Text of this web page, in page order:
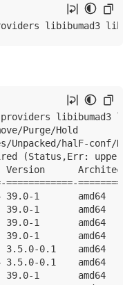
libibumad3
Purge/Hold
Unpacked/halF-conf/
(Status,Err:
39.0-1       amd64
1       amd64
1       amd64
1       amd64
0.1    amd64
3.5.0-0.1    amd64
1       amd64